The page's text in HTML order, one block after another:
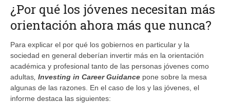
¿Por qué los jóvenes necesitan más
orientación ahora más que nunca?
Para explicar el por qué los gobiernos en particular y la
sociedad en general deberían invertir más en la orientación
académica y profesional tanto de las personas jóvenes como
adultas Investing in Career Guidance pone sobre la mesa
algunas de las razones. En el caso de los y las jóvenes, el
informe destaca las siguientes: